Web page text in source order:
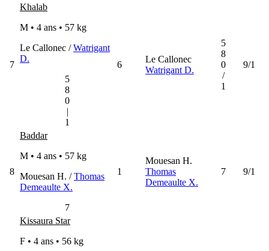
7
Khalab
M • 4 ans • 57 kg
Le Callonec /Watrigant
D.
5
8
0
|
1
6
Le Callonec
Watrigant D.
5
8
0
/
1
9/1
8
Baddar
M • 4 ans • 57 kg
Mouesan H. /Thomas
Demeaulte X.
7
1
Mouesan H.
Thomas
Demeaulte X.
7 9/1
Kissaura Star
F • 4 ans • 56 kg